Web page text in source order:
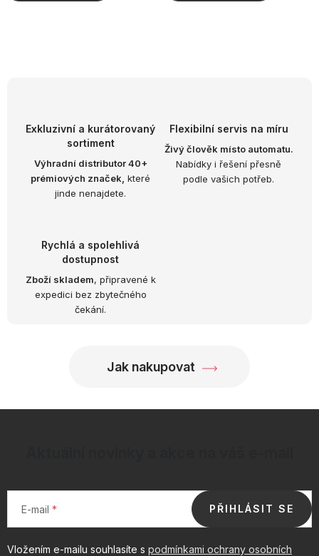
Exkluzivní a kurátorovaný
sortiment
Výhradní distributor 40+
prémiových značek, které
jinde nenajdete.
Flexibilní servis na míru
Živý člověk místo automatu.
Nabídky i řešení přesně
podle vašich potřeb.
Rychlá a spolehlivá
dostupnost
Zboží skladem, připravené k
expedici bez zbytečného
čekání.
Jak nakupovat
E-mail
Vložením e-mailu souhlasíte s podmínkami ochrany osobních
PŘIHLÁSIT SE